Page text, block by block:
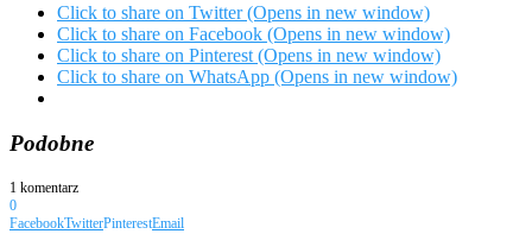
Click to share on Twitter (Opens in new window)
Click to share on Facebook (Opens in new window)
Click to share on Pinterest (Opens in new window)
Click to share on WhatsApp (Opens in new window)
Podobne
1 komentarz
0
FacebookTwitterPinterestEmail